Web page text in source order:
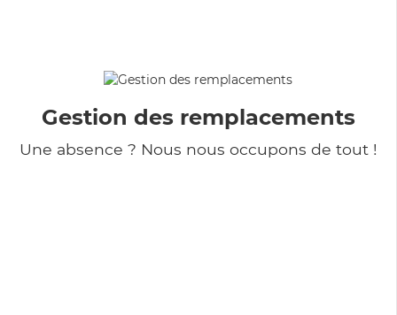
Gestion des remplacements
Une absence ? Nous nous occupons de tout !